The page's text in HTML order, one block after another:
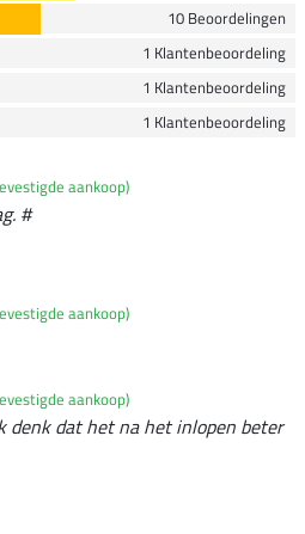
10 Beoordelingen
1 Klantenbeoordeling
1 Klantenbeoordeling
1 Klantenbeoordeling
aankoop)
#
aankoop)
aankoop)
denk dat het na het inlopen beter